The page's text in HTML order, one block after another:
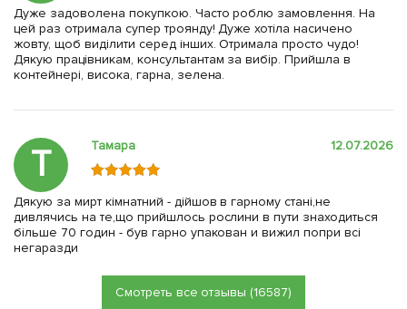
Дуже задоволена покупкою. Часто роблю замовлення. На
цей раз отримала супер троянду! Дуже хотіла насичено
жовту, щоб виділити серед інших. Отримала просто чудо!
Дякую працівникам, консультантам за вибір. Прийшла в
контейнері, висока, гарна, зелена.
Т Тамара 12.07.2026
Дякую за мирт кімнатний - дійшов в гарному стані,не
дивлячись на те,що прийшлось рослини в пути знаходиться
більше 70 годин - був гарно упакован и вижил попри всі
негаразди
Смотреть все отзывы (16587)